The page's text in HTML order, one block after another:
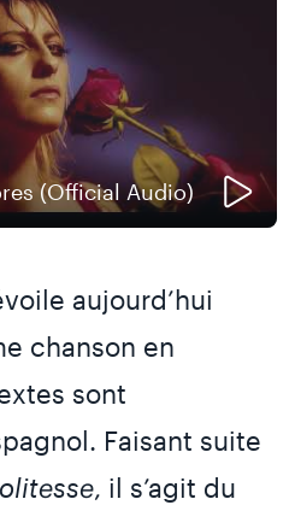
(Official Audio)
aujourd’hui
chanson en
sont
Faisant suite
, il s’agit du